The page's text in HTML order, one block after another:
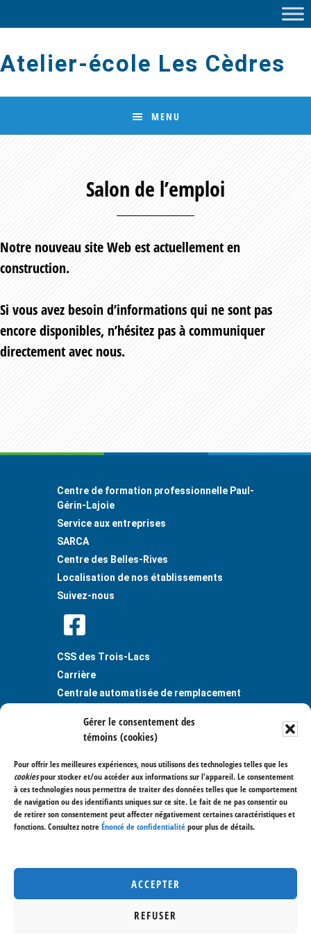
Gérer le consentement des
témoins (cookies)
Pour offrir les meilleures expériences, nous utilisons des technologies telles que les
cookiespour stocker et/ou accéder aux informations sur l'appareil. Le consentement
à ces technologies nous permettra de traiter des données telles que le comportement
de navigation ou des identifiants uniques sur ce site. Le fait de ne pas consentir ou
de retirer son consentement peut affecter négativement certaines caractéristiques et
fonctions. Consultez notreÉnoncé de confidentialitépour plus de détails.
ACCEPTER
REFUSER
to
main
content
to
footer
Atelier-école Les Cèdres
MENU
Salon de l’emploi
Notre nouveau site Web est actuellement en
construction.
Si vous avez besoin d’informations qui ne sont pas
encore disponibles, n’hésitez pas à communiquer
directement avec nous.
Footer
Centre de formation professionnelle Paul-
Gérin-Lajoie
Service aux entreprises
SARCA
Centre des Belles-Rives
Localisation de nos établissements
Suivez-nous
CSS des Trois-Lacs
Carrière
Centrale automatisée de remplacement
Guichet unique
Plaintes et situations problématiques
Publications
Règlements et politiques
Atelier-école Les Cèdres
1587, chemin Saint-Dominique